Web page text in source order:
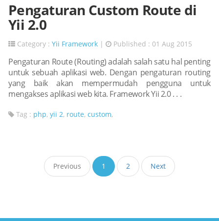
Pengaturan Custom Route di
Yii 2.0
Category : Yii Framework | Published : 01 Aug 2015
Pengaturan Route (Routing) adalah salah satu hal penting
untuk sebuah aplikasi web. Dengan pengaturan routing
yang baik akan mempermudah pengguna untuk
mengakses aplikasi web kita. Framework Yii 2.0 . . .
Tag : php, yii 2, route, custom,
Previous 1 2 Next